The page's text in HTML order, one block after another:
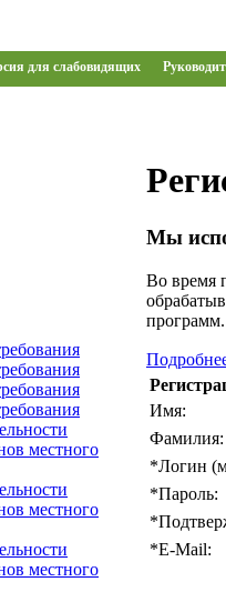
для слабовидящих
местного
местного
местного
Мы
Во время
программ.
Имя:
Фамилия:
*Логин
*Пароль:
*
*E-Mail: